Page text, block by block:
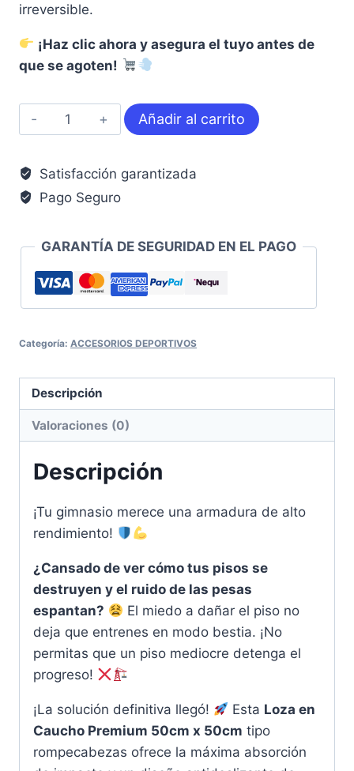
irreversible.
¡Haz clic ahora y asegura el tuyo antes de
que se agoten!
Piso
Caucho
cantidad
Añadir al carrito
Satisfacción garantizada
Pago Seguro
GARANTÍA DE SEGURIDAD EN EL PAGO
Categoría: ACCESORIOS DEPORTIVOS
Descripción
Valoraciones (0)
Descripción
¡Tu gimnasio merece una armadura de alto
rendimiento!
¿Cansado de ver cómo tus pisos se
destruyen y el ruido de las pesas
espantan?
El miedo a dañar el piso no
deja que entrenes en modo bestia. ¡No
permitas que un piso mediocre detenga el
progreso!
¡La solución definitiva llegó! Esta Loza en
Caucho Premium 50cm x 50cm tipo
rompecabezas ofrece la máxima absorción